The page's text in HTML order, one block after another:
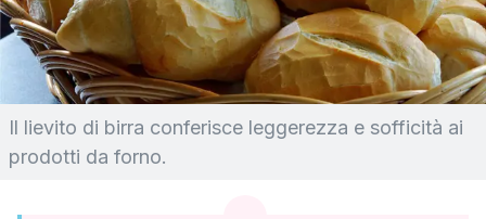
Il lievito di birra conferisce leggerezza e sofficità ai
prodotti da forno.